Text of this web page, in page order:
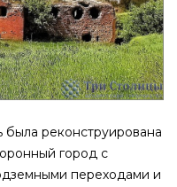
была реконструирована
город с
переходами и